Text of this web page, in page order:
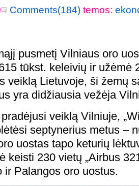
Comments(184) temos:
pusmetį Vilniaus oro
tūkst. keleivių ir užėmė
veiklą Lietuvoje, ši žemų
yra didžiausia vežėja
veiklą Vilniuje,
septynerius metus –
uostas tapo keturių
keisti 230 vietų „Airbus
ir Palangos oro uostus.